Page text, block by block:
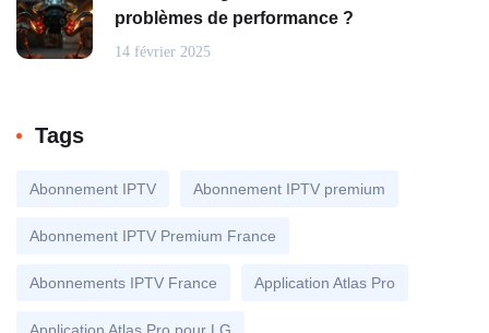
problèmes de performance ?
14 février 2025
Tags
Abonnement IPTV Abonnement IPTV premium
Abonnement IPTV Premium France
Abonnements IPTV France Application Atlas Pro